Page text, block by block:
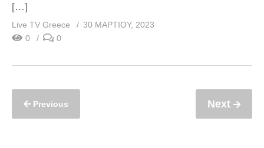
[…]
Live TV Greece
30 ΜΑΡΤΊΟΥ, 2023
0
0
Previous Next